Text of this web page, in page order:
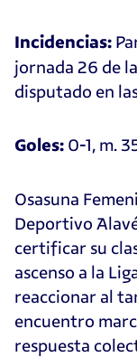
Incidencias:
jornada 26 de
disputado en
Goles: 0-1, m.
Osasuna
Deportivo
certificar su
ascenso a la
reaccionar al
encuentro
respuesta